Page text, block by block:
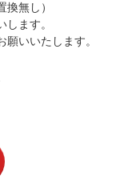
無し）
ます。
いいたします。